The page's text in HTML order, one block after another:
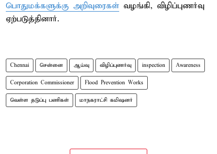
பொதுமக்களுக்கு அறிவுரைகள் வழங்கி, விழிப்புணர்வு
ஏற்படுத்தினார்.
Chennai சென்னை ஆய்வு விழிப்புணர்வு inspection Awareness
Corporation Commissioner Flood Prevention Works
வெள்ள தடுப்பு பணிகள் மாநகராட்சி கமிஷனர்